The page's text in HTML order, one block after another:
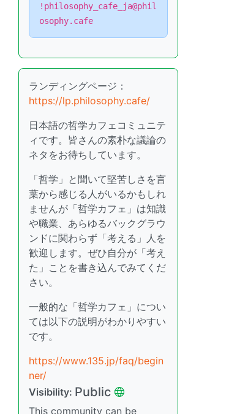
!philosophy_cafe_ja@phil
osophy.cafe
ランディングページ：
https://lp.philosophy.cafe/
日本語の哲学カフェコミュニテ
ィです。皆さんの素朴な議論の
ネタをお待ちしています。
「哲学」と聞いて堅苦しさを言
葉から感じる人がいるかもしれ
ませんが「哲学カフェ」は知識
や職業、あらゆるバックグラウ
ンドに関わらず「考える」人を
歓迎します。ぜひ自分が「考え
た」ことを書き込んでみてくだ
さい。
一般的な「哲学カフェ」につい
ては以下の説明がわかりやすい
です。
https://www.135.jp/faq/begin
ner/
Visibility: Public
This community can be